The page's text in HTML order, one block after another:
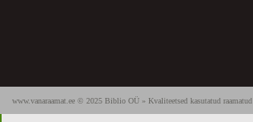
www.vanaraamat.ee © 2025 Biblio OÜ » Kvaliteetsed kasutatud raamatud